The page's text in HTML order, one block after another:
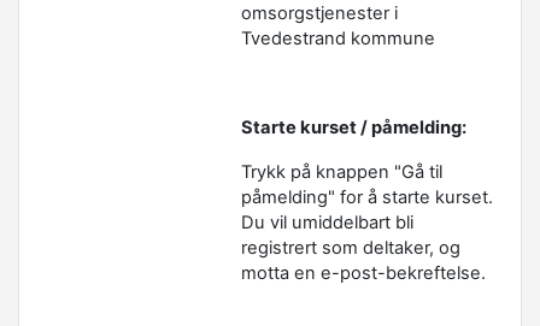
omsorgstjenester i
Tvedestrand kommune
Starte kurset / påmelding:
Trykk på knappen "Gå til
påmelding" for å starte kurset.
Du vil umiddelbart bli
registrert som deltaker, og
motta en e-post-bekreftelse.